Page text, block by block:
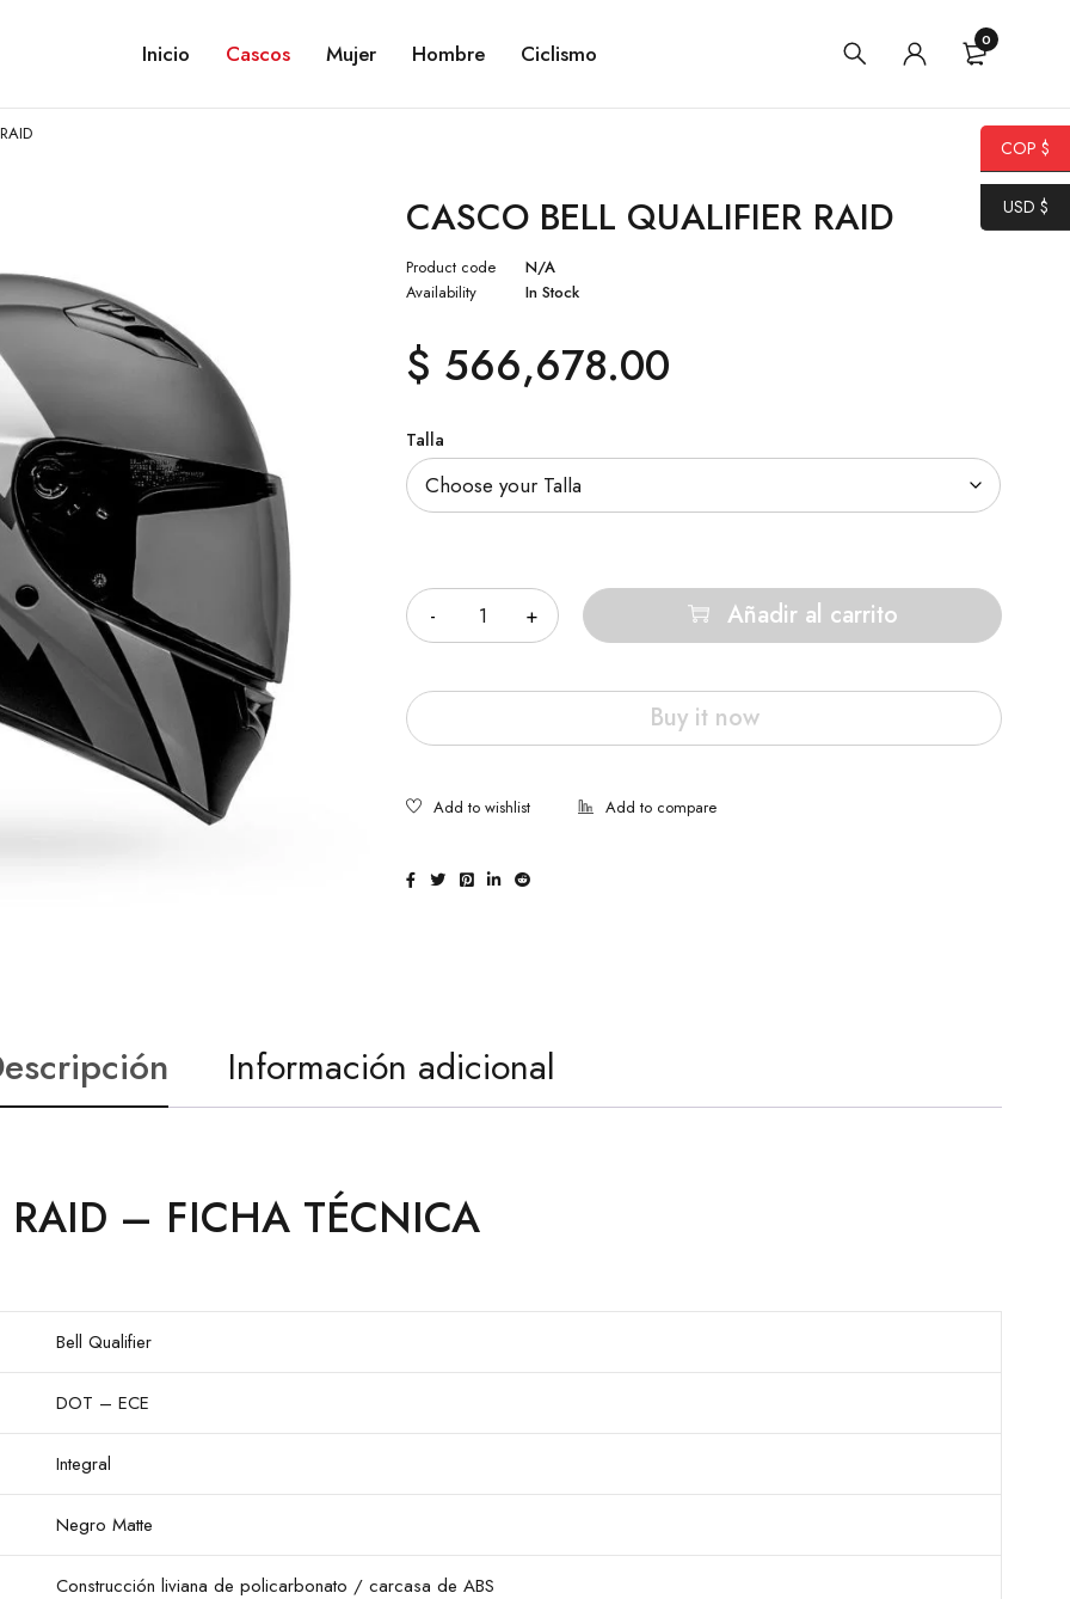
Inicio Cascos Mujer Hombre Ciclismo 0
CASCO BELL QUALIFIER RAID
Product code
N/A
Availability
In Stock
$ 566,678.00
Talla
Añadir al carrito
Buy it now
Información adicional
RAID – FICHA TÉCNICA
Bell Qualifier
DOT – ECE
Integral
Negro Matte
Construcción liviana de policarbonato / carcasa de ABS
COP $
USD $